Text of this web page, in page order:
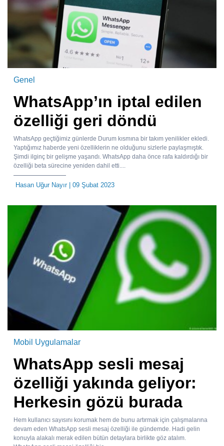
Genel
WhatsApp’ın iptal edilen
özelliği geri döndü
WhatsApp geçtiğimiz günlerde Durum kısmına bir takım yenilikler ekledi.
Yaptığımız haberde yeni özelliklerin ne olduğunu sizlerle paylaşmıştık.
Şimdi ilginç bir gelişme yaşandı. WhatsApp daha önce rafa kaldırdığı bir
özelliği beta sürecine yeniden dahil etti....
Hasan Uğur Nayır| 09 Şubat 2023
Mobil Uygulamalar
WhatsApp sesli mesaj
özelliği yakında geliyor:
Herkesin gözü burada
Hem kullanıcı sayısını korumak hem de bunu artırmak için çalışmalarına
devam eden WhatsApp sesli mesaj özelliği ile gündemde. Hadi gelin
konuyla alakalı merak edilen bütün detaylara birlikte göz atalım.